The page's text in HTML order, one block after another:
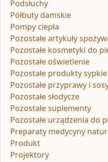
Podsłuchy
Półbuty damskie
Pompy ciepła
Pozostałe artykuły
Pozostałe kosmetyki do
Pozostałe oświetlenie
Pozostałe produkty sypkie
Pozostałe przyprawy i
Pozostałe słodycze
Pozostałe suplementy
Pozostałe urządzenia do
Preparaty medycyny
Produkt
Projektory